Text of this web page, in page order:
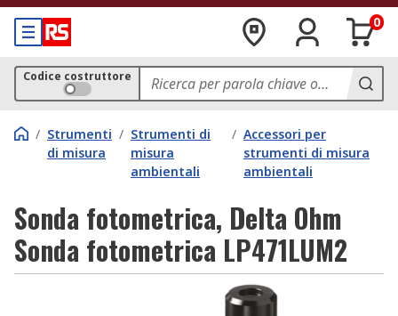
0
Codice costruttore
/ Strumenti
di misura
/ Strumenti di
misura
ambientali
/ Accessori per
strumenti di misura
ambientali
Sonda fotometrica, Delta Ohm
Sonda fotometrica LP471LUM2